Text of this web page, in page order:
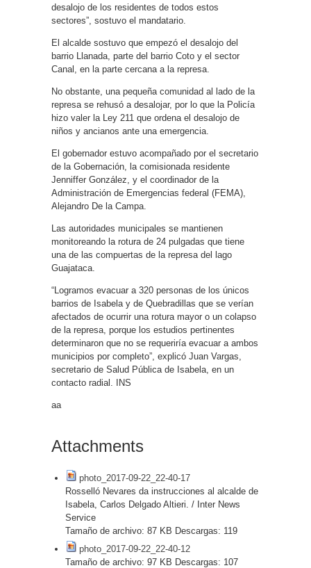
desalojo de los residentes de todos estos
sectores”, sostuvo el mandatario.
El alcalde sostuvo que empezó el desalojo del
barrio Llanada, parte del barrio Coto y el sector
Canal, en la parte cercana a la represa.
No obstante, una pequeña comunidad al lado de la
represa se rehusó a desalojar, por lo que la Policía
hizo valer la Ley 211 que ordena el desalojo de
niños y ancianos ante una emergencia.
El gobernador estuvo acompañado por el secretario
de la Gobernación, la comisionada residente
Jenniffer González, y el coordinador de la
Administración de Emergencias federal (FEMA),
Alejandro De la Campa.
Las autoridades municipales se mantienen
monitoreando la rotura de 24 pulgadas que tiene
una de las compuertas de la represa del lago
Guajataca.
“Logramos evacuar a 320 personas de los únicos
barrios de Isabela y de Quebradillas que se verían
afectados de ocurrir una rotura mayor o un colapso
de la represa, porque los estudios pertinentes
determinaron que no se requeriría evacuar a ambos
municipios por completo”, explicó Juan Vargas,
secretario de Salud Pública de Isabela, en un
contacto radial. INS
aa
Attachments
photo_2017-09-22_22-40-17
Rosselló Nevares da instrucciones al alcalde de
Isabela, Carlos Delgado Altieri. / Inter News
Service
Tamaño de archivo: 87 KB Descargas: 119
photo_2017-09-22_22-40-12
Tamaño de archivo: 97 KB Descargas: 107